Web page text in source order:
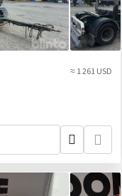
≈ 1 261 USD